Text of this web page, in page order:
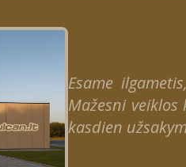
Esame
Mažesni
kasdien